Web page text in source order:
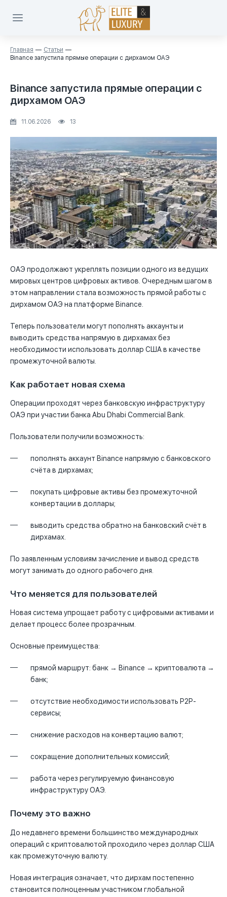
Главная
Статьи
Binance запустила прямые операции с дирхамом ОАЭ
Binance запустила прямые операции с
дирхамом ОАЭ
11.06.2026 13
ОАЭ продолжают укреплять позиции одного из ведущих
мировых центров цифровых активов. Очередным шагом в
этом направлении стала возможность прямой работы с
дирхамом ОАЭ на платформе Binance.
Теперь пользователи могут пополнять аккаунты и
выводить средства напрямую в дирхамах без
необходимости использовать доллар США в качестве
промежуточной валюты.
Как работает новая схема
Операции проходят через банковскую инфраструктуру
ОАЭ при участии банка Abu Dhabi Commercial Bank
Пользователи получили возможность:
пополнять аккаунт Binance напрямую с банковского
счёта в дирхамах;
покупать цифровые активы без промежуточной
конвертации в доллары;
выводить средства обратно на банковский счёт в
дирхамах.
По заявленным условиям зачисление и вывод средств
могут занимать до одного рабочего дня.
Что меняется для пользователей
Новая система упрощает работу с цифровыми активами и
делает процесс более прозрачным.
Основные преимущества:
прямой маршрут: банк → Binance → криптовалюта →
банк;
отсутствие необходимости использовать P2P-
сервисы;
снижение расходов на конвертацию валют;
сокращение дополнительных комиссий;
работа через регулируемую финансовую
инфраструктуру ОАЭ.
Почему это важно
До недавнего времени большинство международных
операций с криптовалютой проходило через доллар США
как промежуточную валюту.
Новая интеграция означает, что дирхам постепенно
становится полноценным участником глобальной